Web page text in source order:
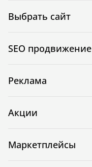
Выбрать сайт
SEO продвижение
Реклама
Акции
Маркетплейсы